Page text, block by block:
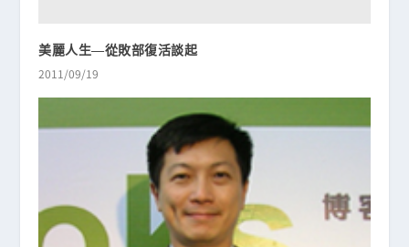
美麗人生—從敗部復活談起
2011/09/19